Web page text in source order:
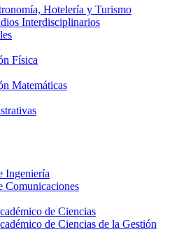
Hotelería y Turismo
Interdisciplinarios
Física
Matemáticas
Ingeniería
Comunicaciones
de Ciencias
de Ciencias de la Gestión